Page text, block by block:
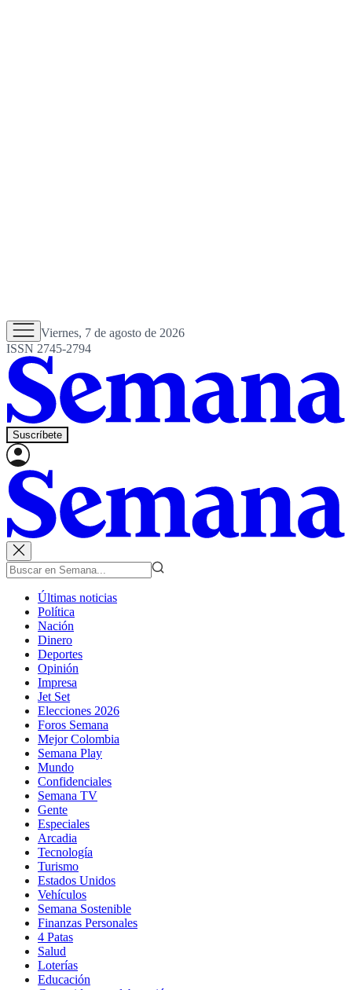
Viernes, 7 de agosto de 2026
ISSN 2745-2794
Suscríbete
Últimas noticias
Política
Nación
Dinero
Deportes
Opinión
Impresa
Jet Set
Elecciones 2026
Foros Semana
Mejor Colombia
Semana Play
Mundo
Confidenciales
Semana TV
Gente
Especiales
Arcadia
Tecnología
Turismo
Estados Unidos
Vehículos
Semana Sostenible
Finanzas Personales
4 Patas
Salud
Loterías
Educación